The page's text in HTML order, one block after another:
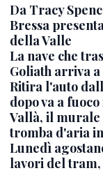
Da Tracy
Bressa
della Valle
La nave che
Goliath arriva
Ritira l'auto
dopo va a
Vallà, il murale
tromba d'aria
Lunedì
lavori del